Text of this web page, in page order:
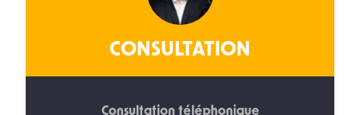
CONSULTATION
Consultation téléphonique